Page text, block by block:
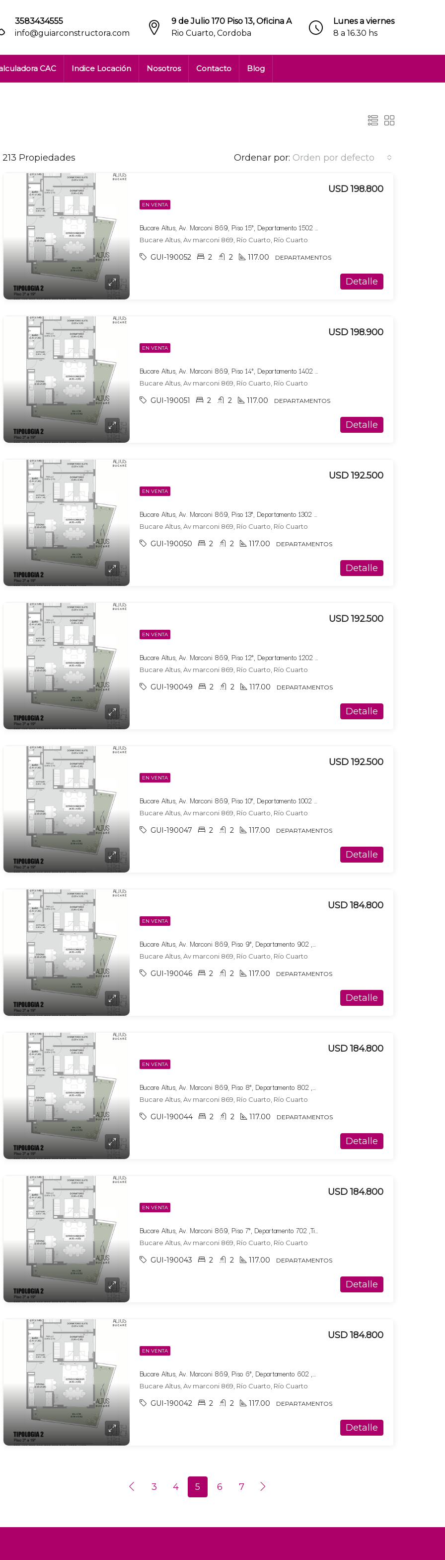
3583434555
info@guiarconstructora.com
9 de Julio 170 Piso 13, Oficina A
Rio Cuarto, Cordoba
Lunes a viernes
8 a 16.30 hs
CAC Indice Locación Nosotros Contacto Blog
213 Propiedades Ordenar por: Orden por defecto
EN VENTA
Bucare Altus, Av. Marconi 869, Piso 15°, Departamento 1502 ,Tipologia 2
USD 198.800
Bucare Altus, Av marconi 869, Río Cuarto, Río Cuarto
GUI-190052 2 2 117.00 DEPARTAMENTOS
Detalle
EN VENTA
Bucare Altus, Av. Marconi 869, Piso 14°, Departamento 1402 ,Tipologia 2
USD 198.900
Bucare Altus, Av marconi 869, Río Cuarto, Río Cuarto
GUI-190051 2 2 117.00 DEPARTAMENTOS
Detalle
EN VENTA
Bucare Altus, Av. Marconi 869, Piso 13°, Departamento 1302 ,Tipologia 2
USD 192.500
Bucare Altus, Av marconi 869, Río Cuarto, Río Cuarto
GUI-190050 2 2 117.00 DEPARTAMENTOS
Detalle
EN VENTA
Bucare Altus, Av. Marconi 869, Piso 12°, Departamento 1202 ,Tipologia 2
USD 192.500
Bucare Altus, Av marconi 869, Río Cuarto, Río Cuarto
GUI-190049 2 2 117.00 DEPARTAMENTOS
Detalle
EN VENTA
Bucare Altus, Av. Marconi 869, Piso 10°, Departamento 1002 ,Tipologia 2
USD 192.500
Bucare Altus, Av marconi 869, Río Cuarto, Río Cuarto
GUI-190047 2 2 117.00 DEPARTAMENTOS
Detalle
EN VENTA
Bucare Altus, Av. Marconi 869, Piso 9°, Departamento 902 ,Tipologia 2
USD 184.800
Bucare Altus, Av marconi 869, Río Cuarto, Río Cuarto
GUI-190046 2 2 117.00 DEPARTAMENTOS
Detalle
EN VENTA
Bucare Altus, Av. Marconi 869, Piso 8°, Departamento 802 ,Tipologia 2
USD 184.800
Bucare Altus, Av marconi 869, Río Cuarto, Río Cuarto
GUI-190044 2 2 117.00 DEPARTAMENTOS
Detalle
EN VENTA
Bucare Altus, Av. Marconi 869, Piso 7°, Departamento 702 ,Tipologia 2
USD 184.800
Bucare Altus, Av marconi 869, Río Cuarto, Río Cuarto
GUI-190043 2 2 117.00 DEPARTAMENTOS
Detalle
EN VENTA
Bucare Altus, Av. Marconi 869, Piso 6°, Departamento 602 ,Tipologia 2
USD 184.800
Bucare Altus, Av marconi 869, Río Cuarto, Río Cuarto
GUI-190042 2 2 117.00 DEPARTAMENTOS
Detalle
3 4 5 6 7